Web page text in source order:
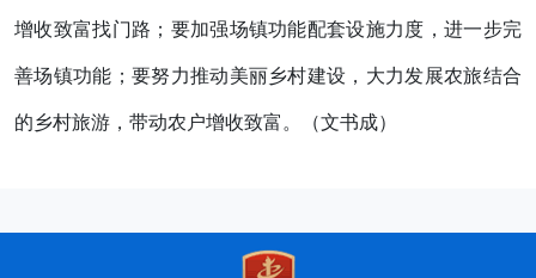
增收致富找门路；要加强场镇功能配套设施力度，进一步完
善场镇功能；要努力推动美丽乡村建设，大力发展农旅结合
的乡村旅游，带动农户增收致富。（文书成）